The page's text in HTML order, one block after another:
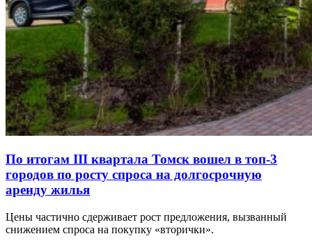
По итогам III квартала Томск вошел в топ-3
городов по росту спроса на долгосрочную
аренду жилья
Цены частично сдерживает рост предложения, вызванный
снижением спроса на покупку «вторички».